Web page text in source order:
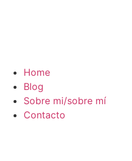
Home
Blog
Sobre mi/sobre mí
Contacto